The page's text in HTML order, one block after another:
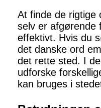
At finde de rigtige
selv er afgørende
effektivt. Hvis du
det danske ord
det rette sted. I
udforske
kan bruges i